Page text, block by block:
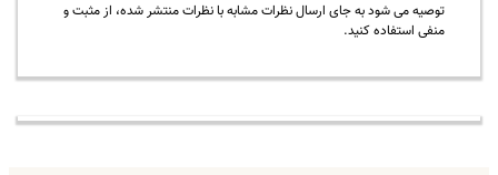
توصیه می شود به جای ارسال نظرات مشابه با نظرات منتشر شده، از مثبت و
منفی استفاده کنید.